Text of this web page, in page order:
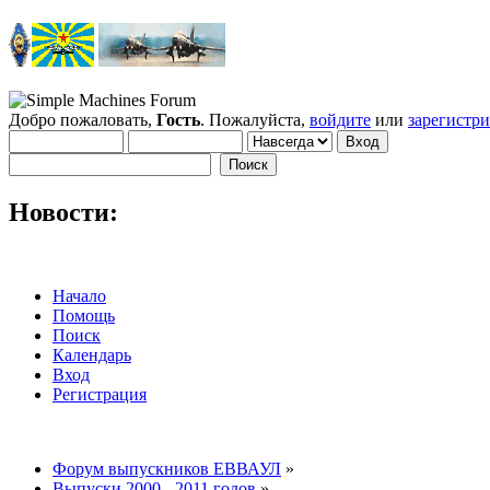
Добро пожаловать, Гость. Пожалуйста, войдите или
Новости:
Начало
Помощь
Поиск
Календарь
Вход
Регистрация
Форум выпускников ЕВВАУЛ »